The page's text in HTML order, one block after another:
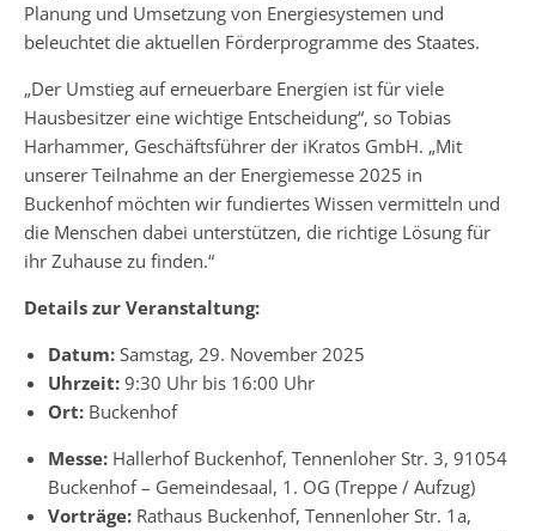
Planung und Umsetzung von Energiesystemen und
beleuchtet die aktuellen Förderprogramme des Staates.
„Der Umstieg auf erneuerbare Energien ist für viele
Hausbesitzer eine wichtige Entscheidung“, so Tobias
Harhammer, Geschäftsführer der iKratos GmbH. „Mit
unserer Teilnahme an der Energiemesse 2025 in
Buckenhof möchten wir fundiertes Wissen vermitteln und
die Menschen dabei unterstützen, die richtige Lösung für
ihr Zuhause zu finden.“
Details zur Veranstaltung:
Datum: Samstag, 29. November 2025
Uhrzeit: 9:30 Uhr bis 16:00 Uhr
Ort: Buckenhof
Messe: Hallerhof Buckenhof, Tennenloher Str. 3, 91054
Buckenhof – Gemeindesaal, 1. OG (Treppe / Aufzug)
Vorträge: Rathaus Buckenhof, Tennenloher Str. 1a,